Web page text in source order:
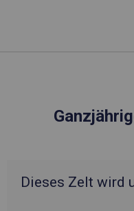
Dieses Zelt wird